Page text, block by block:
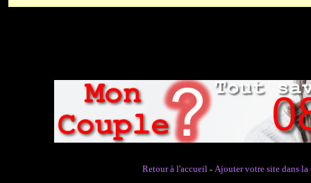
Retour à l'accueil - Ajouter votre site dans